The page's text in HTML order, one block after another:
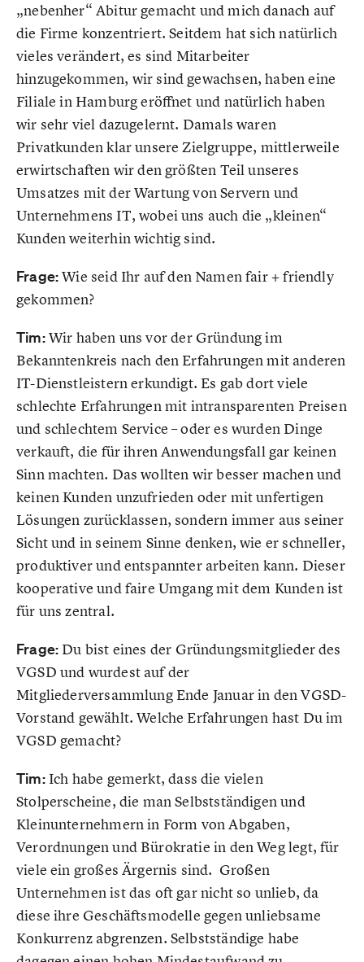
„nebenher“ Abitur gemacht und mich danach auf
die Firme konzentriert. Seitdem hat sich natürlich
vieles verändert, es sind Mitarbeiter
hinzugekommen, wir sind gewachsen, haben eine
Filiale in Hamburg eröffnet und natürlich haben
wir sehr viel dazugelernt. Damals waren
Privatkunden klar unsere Zielgruppe, mittlerweile
erwirtschaften wir den größten Teil unseres
Umsatzes mit der Wartung von Servern und
Unternehmens IT, wobei uns auch die „kleinen“
Kunden weiterhin wichtig sind.
Frage:Wie seid Ihr auf den Namen fair + friendly
gekommen?
Tim:Wir haben uns vor der Gründung im
Bekanntenkreis nach den Erfahrungen mit anderen
IT-Dienstleistern erkundigt. Es gab dort viele
schlechte Erfahrungen mit intransparenten Preisen
und schlechtem Service – oder es wurden Dinge
verkauft, die für ihren Anwendungsfall gar keinen
Sinn machten. Das wollten wir besser machen und
keinen Kunden unzufrieden oder mit unfertigen
Lösungen zurücklassen, sondern immer aus seiner
Sicht und in seinem Sinne denken, wie er schneller,
produktiver und entspannter arbeiten kann. Dieser
kooperative und faire Umgang mit dem Kunden ist
für uns zentral.
Frage: Du bist eines der Gründungsmitglieder des
VGSD und wurdest auf der
Mitgliederversammlung Ende Januar in den VGSD-
Vorstand gewählt. Welche Erfahrungen hast Du im
VGSD gemacht?
Tim:Ich habe gemerkt, dass die vielen
Stolperscheine, die man Selbstständigen und
Kleinunternehmern in Form von Abgaben,
Verordnungen und Bürokratie in den Weg legt, für
viele ein großes Ärgernis sind. Großen
Unternehmen ist das oft gar nicht so unlieb, da
diese ihre Geschäftsmodelle gegen unliebsame
Konkurrenz abgrenzen. Selbstständige habe